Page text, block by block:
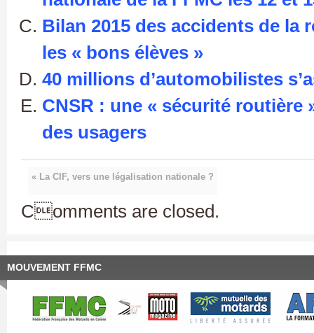
Bilan 2015 des accidents de la
les « bons élèves »
40 millions d’automobilistes
CNSR : une « sécurité routière
des usagers
« La CIF, vers une légalisation nationale ?
Comments are closed.
MOUVEMENT FFMC